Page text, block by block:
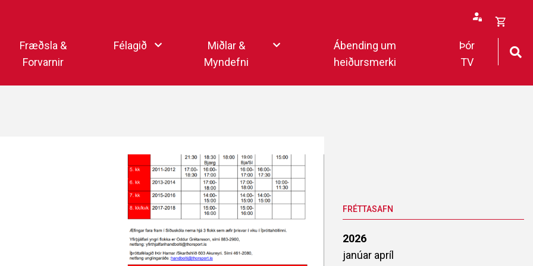
Fræðsla &
Forvarnir
Félagið
Þórssvæðið
Þórsmerkið (logo)
Sagan og heiðursmerki
Íþróttafólk Þórs
Fyrirmyndarfélag ÍSÍ
Miðlar &
Myndefni
Myndaalbúm
Vertíðarlok Knattspyrnudeildar 2022
Ábending um
heiðursmerki
Þór
TV
Opna
körfu
FRÉTTASAFN
2026
janúar apríl